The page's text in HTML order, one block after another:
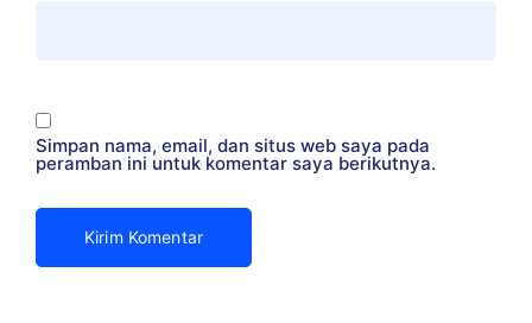
Simpan nama, email, dan situs web saya pada
peramban ini untuk komentar saya berikutnya.